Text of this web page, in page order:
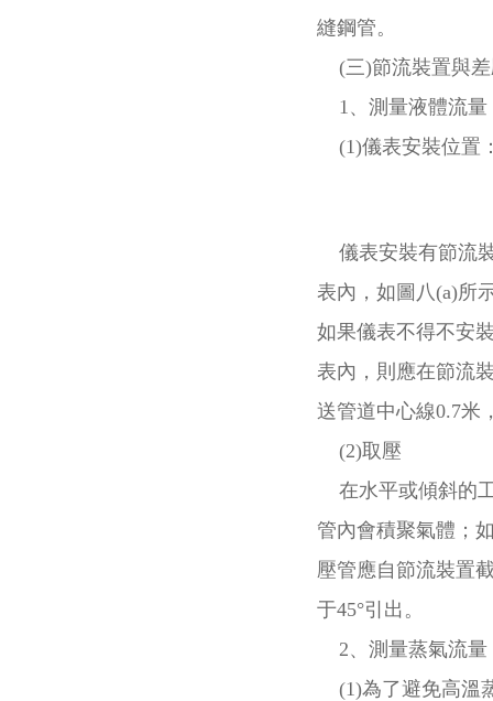
縫鋼管。
(三)節流裝置與差
1、測量液體流量
(1)儀表安裝位置
儀表安裝有節流
表內，如圖八(a)所
如果儀表不得不安
表內，則應在節流
送管道中心線0.7米
(2)取壓
在水平或傾斜的
管內會積聚氣體；
壓管應自節流裝置
于45°引出。
2、測量蒸氣流量
(1)為了避免高溫